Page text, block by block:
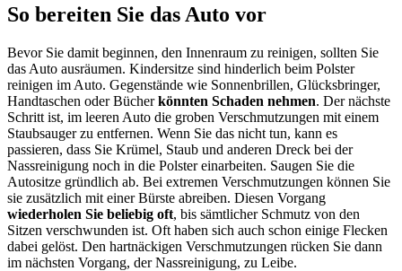
So bereiten Sie das Auto vor
Bevor Sie damit beginnen, den Innenraum zu reinigen, sollten Sie
das Auto ausräumen. Kindersitze sind hinderlich beim Polster
reinigen im Auto. Gegenstände wie Sonnenbrillen, Glücksbringer,
Handtaschen oder Bücherkönnten Schaden nehmen. Der nächste
Schritt ist, im leeren Auto die groben Verschmutzungen mit einem
Staubsauger zu entfernen. Wenn Sie das nicht tun, kann es
passieren, dass Sie Krümel, Staub und anderen Dreck bei der
Nassreinigung noch in die Polster einarbeiten. Saugen Sie die
Autositze gründlich ab. Bei extremen Verschmutzungen können Sie
sie zusätzlich mit einer Bürste abreiben. Diesen Vorgang
wiederholen Sie beliebig oft, bis sämtlicher Schmutz von den
Sitzen verschwunden ist. Oft haben sich auch schon einige Flecken
dabei gelöst. Den hartnäckigen Verschmutzungen rücken Sie dann
im nächsten Vorgang, der Nassreinigung, zu Leibe.